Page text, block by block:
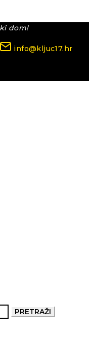
dom!
info@kljuc17.hr
PRETRAŽI